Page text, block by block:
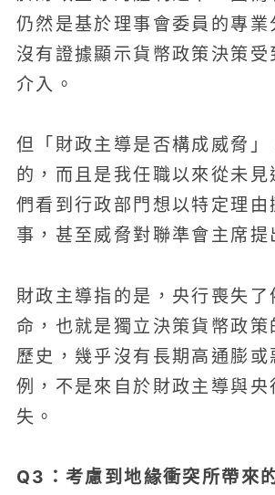
仍然是基於理事會委員的專業
沒有證據顯示貨幣政策決策受
介入。
但「財政主導是否構成威脅」
的，而且是我任職以來從未見
們看到行政部門想以特定理由
事，甚至威脅對聯準會主席提
財政主導指的是，央行喪失了
命，也就是獨立決策貨幣政策
歷史，幾乎沒有長期高通膨或
例，不是來自於財政主導與央
失。
Q3：考慮到地緣衝突所帶來